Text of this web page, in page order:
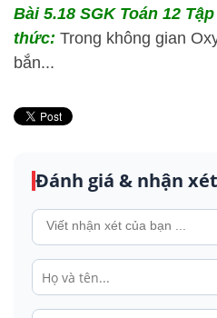
Bài 5.18 SGKToán 12
thức: Trong không gian
bắn...
Đánh giá & nhận xét